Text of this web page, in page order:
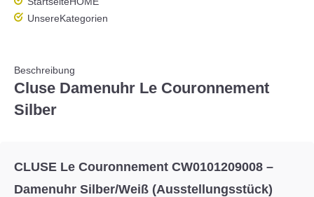
UnsereKategorien
Beschreibung
Cluse Damenuhr Le Couronnement
Silber
CLUSE Le Couronnement CW0101209008 –
Damenuhr Silber/Weiß (Ausstellungsstück)